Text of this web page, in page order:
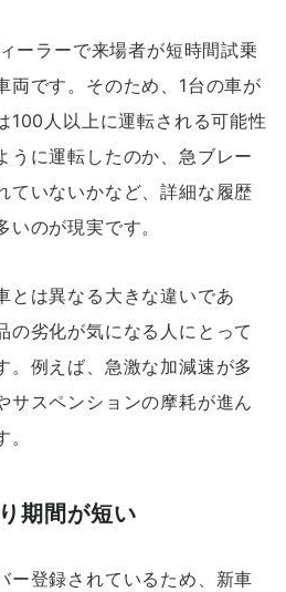
ーラーで来場者が短時間試乗
両です。そのため、1台の車が
100人以上に運転される可能性
うに運転したのか、急ブレー
ていないかなど、詳細な履歴
のが現実です。
とは異なる大きな違いであ
の劣化が気になる人にとって
。例えば、急激な加減速が多
サスペンションの摩耗が進ん
期間が短い
ー登録されているため、新車